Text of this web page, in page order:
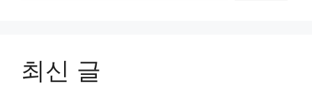
최신 글